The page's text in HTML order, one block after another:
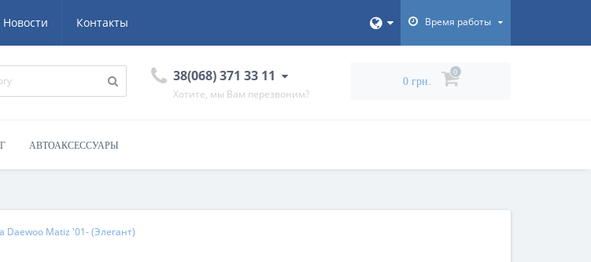
Новости Контакты Время работы
38(068) 371 33 11
Хотите, мы Вам перезвоним?
0 грн.
0
АВТОАКСЕССУАРЫ
Daewoo Matiz '01- (Элегант)